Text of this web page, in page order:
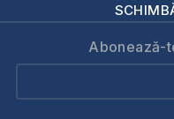
Abonează-